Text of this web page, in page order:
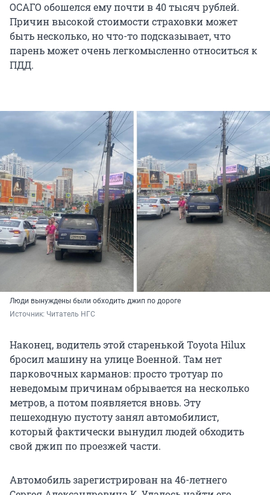
ОСАГО обошелся ему почти в 40 тысяч рублей.
Причин высокой стоимости страховки может
быть несколько, но что-то подсказывает, что
парень может очень легкомысленно относиться к
ПДД.
Люди вынуждены были обходить джип по дороге
Источник: Читатель НГС
Наконец, водитель этой старенькой Toyota Hilux
бросил машину на улице Военной. Там нет
парковочных карманов: просто тротуар по
неведомым причинам обрывается на несколько
метров, а потом появляется вновь. Эту
пешеходную пустоту занял автомобилист,
который фактически вынудил людей обходить
свой джип по проезжей части.
Автомобиль зарегистрирован на 46-летнего